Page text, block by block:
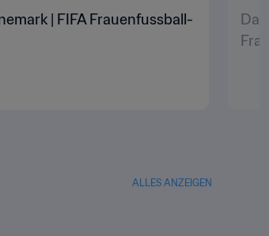
| FIFA Frauenfussball-
ALLES ANZEIGEN